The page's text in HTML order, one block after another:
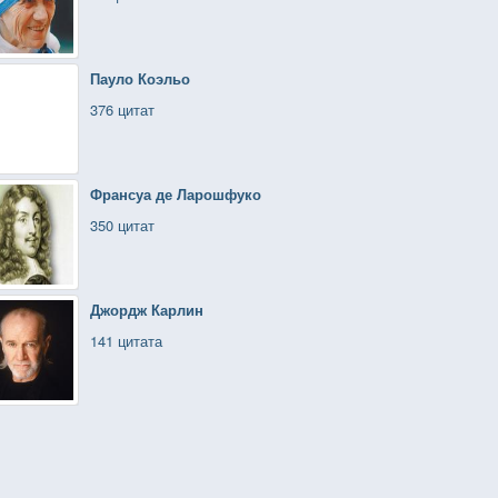
Пауло Коэльо
376 цитат
Франсуа де Ларошфуко
350 цитат
Джордж Карлин
141 цитата